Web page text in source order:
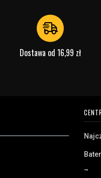
Dostawa od 16,99 zł